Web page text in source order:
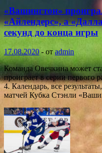
«Вашингтон»
«Айлендерс», а
секунд до конца игры
17.08.2020- от admin
Команда Овечкина может
проиграет в серии первого
4. Календарь, все
матчей Кубка Стэнли